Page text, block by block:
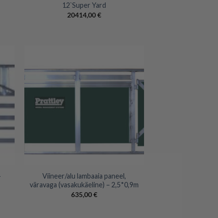
12`Super Yard
20414,00€
+
Viineer/alu lambaaia paneel,
väravaga (vasakukäeline) – 2,5*0,9m
635,00€